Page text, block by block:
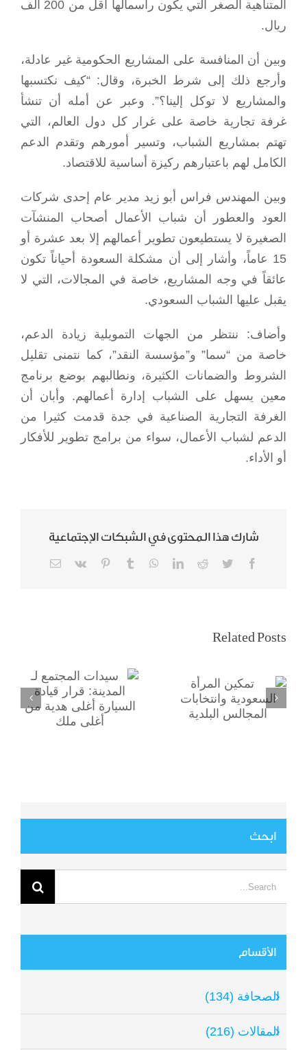
المتناهية الصغر التي يكون رأسمالها أقل من 200 ألف
ريال.
وبين أن المنافسة على المشاريع الحكومية غير عادلة،
وأرجع ذلك إلى شرط الخبرة، وقال: “كيف نكتسبها
والمشاريع لا توكل إلينا؟”. وعبر عن أمله أن تنشأ
غرفة تجارية خاصة على غرار كل دول العالم، التي
تهتم بمشاريع الشباب، وتسير أمورهم وتقدم الدعم
الكامل لهم باعتبارهم ركيزة أساسية للاقتصاد.
وبين المهندس فراس أبو زيد مدير عام إحدى شركات
العود والعطور أن شباب الأعمال أصحاب المنشآت
الصغيرة لا يستطيعون تطوير أعمالهم إلا بعد عشرة أو
15 عاماً، وأشار إلى أن مشكلة السعودة أحياناً تكون
عائقاً في وجه المشاريع، خاصة في المجالات، التي لا
يقبل عليها الشباب السعودي.
وأضاف: ننتظر من الجهات التمويلية زيادة الدعم،
خاصة من “سما” و”مؤسسة النقد”، كما نتمنى تقليل
الشروط والضمانات الكثيرة، ونطالبهم بوضع برنامج
معين يسهل على الشباب إدارة أعمالهم. وأبان أن
الغرفة التجارية الصناعية في جدة قدمت كثيرا من
الدعم لشباب الأعمال، سواء من برامج تطوير للأفكار
أو الأداء.
شارك هذا المحتوى في الشبكات الإجتماعية
Facebook
Twitter
Reddit
LinkedIn
WhatsApp
Tumblr
Pinterest
Vk
Email
Related Posts
من أغلى ملك
تمكين المرأة
وانتخابات
المجالس البلدية
ابحث
for:
الأقسام
الصحافة (134)
المقالات (216)